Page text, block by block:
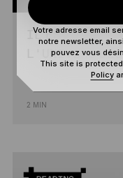
IL EST TEMPS
L’UNIVERS
2 MIN
Votre adresse email
notre newsletter,
pouvez vous
This site is protected
Policy